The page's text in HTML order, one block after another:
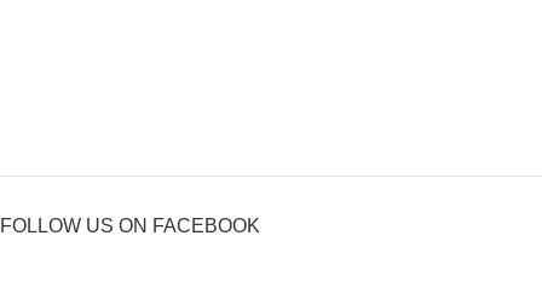
FOLLOW US ON FACEBOOK